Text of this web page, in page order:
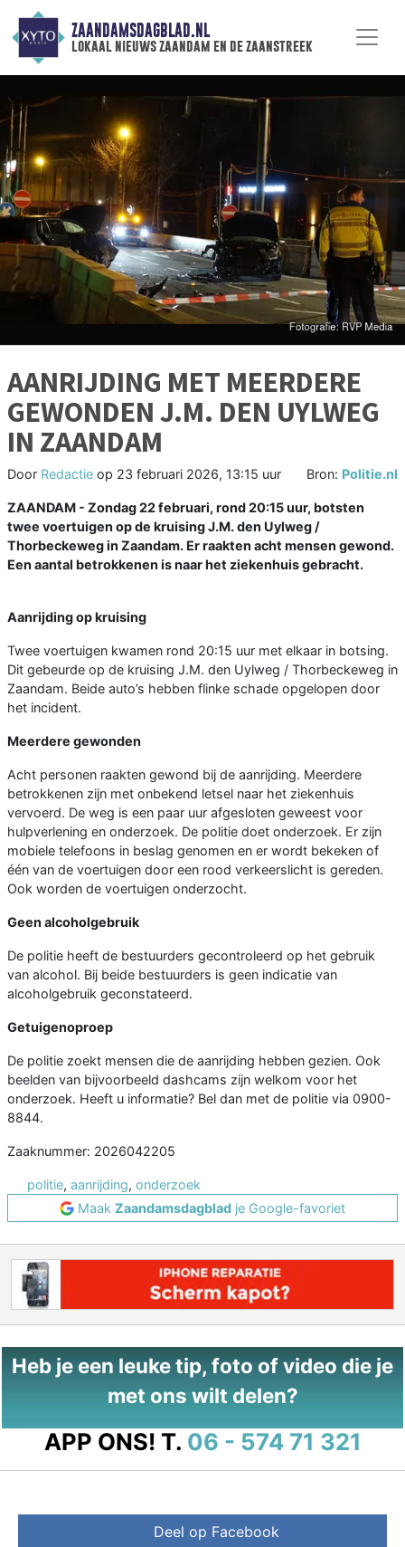
ZAANDAMSDAGBLAD.NL
lokaal nieuws zaandam en de zaanstreek
AANRIJDING MET MEERDERE
GEWONDEN J.M. DEN UYLWEG
IN ZAANDAM
Door Redactie op 23 februari 2026, 13:15 uur Bron: Politie.nl
ZAANDAM - Zondag 22 februari, rond 20:15 uur, botsten
twee voertuigen op de kruising J.M. den Uylweg /
Thorbeckeweg in Zaandam. Er raakten acht mensen gewond.
Een aantal betrokkenen is naar het ziekenhuis gebracht.
Aanrijding op kruising
Twee voertuigen kwamen rond 20:15 uur met elkaar in botsing.
Dit gebeurde op de kruising J.M. den Uylweg / Thorbeckeweg in
Zaandam. Beide auto’s hebben flinke schade opgelopen door
het incident.
Meerdere gewonden
Acht personen raakten gewond bij de aanrijding. Meerdere
betrokkenen zijn met onbekend letsel naar het ziekenhuis
vervoerd. De weg is een paar uur afgesloten geweest voor
hulpverlening en onderzoek. De politie doet onderzoek. Er zijn
mobiele telefoons in beslag genomen en er wordt bekeken of
één van de voertuigen door een rood verkeerslicht is gereden.
Ook worden de voertuigen onderzocht.
Geen alcoholgebruik
De politie heeft de bestuurders gecontroleerd op het gebruik
van alcohol. Bij beide bestuurders is geen indicatie van
alcoholgebruik geconstateerd.
Getuigenoproep
De politie zoekt mensen die de aanrijding hebben gezien. Ook
beelden van bijvoorbeeld dashcams zijn welkom voor het
onderzoek. Heeft u informatie? Bel dan met de politie via 0900-
8844.
Zaaknummer: 2026042205
politie, aanrijding, onderzoek
Maak Zaandamsdagblad je Google-favoriet
Heb je een leuke tip, foto of video die je
met ons wilt delen?
APP ONS! T. 06 - 574 71 321
Deel op Facebook